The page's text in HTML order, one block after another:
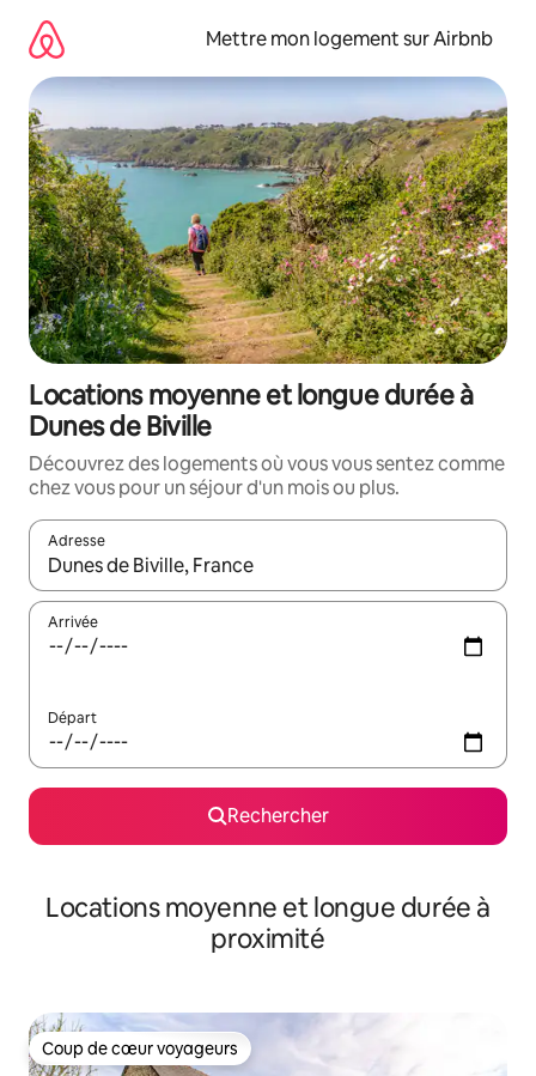
directement
contenu
Mettre mon logement sur Airbnb
Locations moyenne et longue durée à
Dunes de Biville
Découvrez des logements où vous vous sentez comme
chez vous pour un séjour d'un mois ou plus.
Adresse
Lorsque les résultats s'affichent, utilisez les flèches vers le
Arrivée
Départ
Rechercher
Locations moyenne et longue durée à
proximité
Coup de cœur voyageurs
Coup de cœur voyageurs